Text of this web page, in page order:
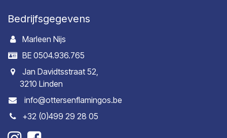
Bedrijfsgegevens
Marleen Nijs
BE 0504.936.765
Jan Davidtsstraat 52,
3210 Linden
info@ottersenflamingos.be
+32 (0)499 29 28 05